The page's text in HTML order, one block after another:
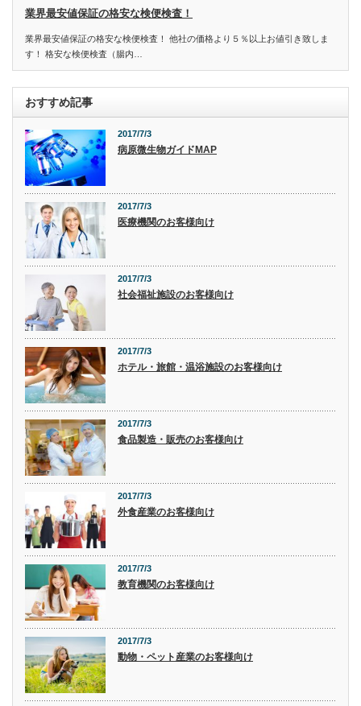
業界最安値保証の格安な検便検査！
業界最安値保証の格安な検便検査！ 他社の価格より５％以上お値引き致しま
す！ 格安な検便検査（腸内…
おすすめ記事
2017/7/3
病原微生物ガイドMAP
2017/7/3
医療機関のお客様向け
2017/7/3
社会福祉施設のお客様向け
2017/7/3
ホテル・旅館・温浴施設のお客様向け
2017/7/3
食品製造・販売のお客様向け
2017/7/3
外食産業のお客様向け
2017/7/3
教育機関のお客様向け
2017/7/3
動物・ペット産業のお客様向け